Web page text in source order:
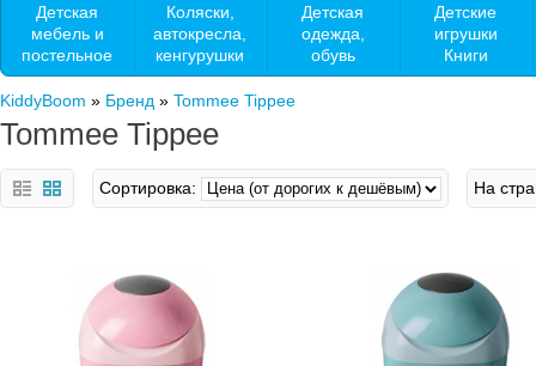
Детская
мебель и
постельное
Коляски,
автокресла,
кенгурушки
Детская
одежда,
обувь
Детские
игрушки
Книги
KiddyBoom » Бренд » Tommee Tippee
Tommee Tippee
Сортировка: На